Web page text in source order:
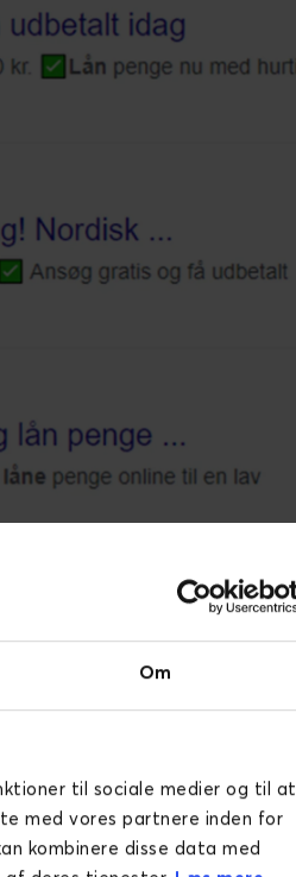
Om
til sociale medier og til at
med vores partnere inden for
kombinere disse data med
lodrette streg (|) er også udbredt
er pile. Fx (→), (↔) og (⇒).
titler og beskrivelser. Der er også